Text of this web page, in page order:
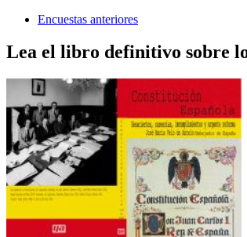
Encuestas anteriores
Lea el libro definitivo sobre